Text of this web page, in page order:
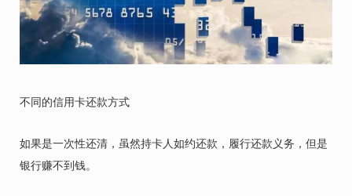
不同的信用卡还款方式
如果是一次性还清，虽然持卡人如约还款，履行还款义务，但是
银行赚不到钱。